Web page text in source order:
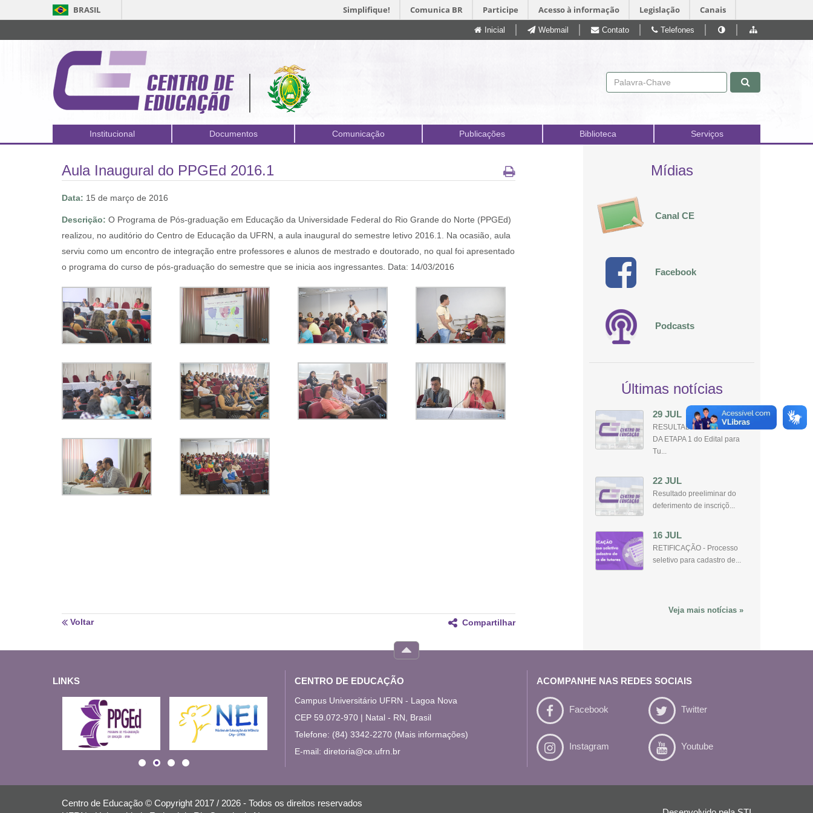
BRASIL Simplifique! Comunica BR Participe Acesso à informação Legislação Canais
Pular para o conteúdo
Inicial Webmail Contato Telefones
Institucional Documentos Comunicação Publicações Biblioteca Serviços
Aula Inaugural do PPGEd 2016.1
Data: 15 de março de 2016
Descrição: O Programa de Pós-graduação em Educação da Universidade Federal do Rio Grande do Norte (PPGEd)
realizou, no auditório do Centro de Educação da UFRN, a aula inaugural do semestre letivo 2016.1. Na ocasião, aula
serviu como um encontro de integração entre professores e alunos de mestrado e doutorado, no qual foi apresentado
o programa do curso de pós-graduação do semestre que se inicia aos ingressantes. Data: 14/03/2016
Voltar Compartilhar
Mídias
Canal CE
Facebook
Podcasts
Últimas notícias
29 JUL
RESULTADO PRELIMINAR
DA ETAPA 1 do Edital para
Tu...
22 JUL
Resultado preeliminar do
deferimento de inscriçõ...
16 JUL
RETIFICAÇÃO - Processo
seletivo para cadastro de...
Veja mais notícias »
LINKS
CENTRO DE EDUCAÇÃO
Campus Universitário UFRN - Lagoa Nova
CEP 59.072-970 | Natal - RN, Brasil
Telefone: (84) 3342-2270 (Mais informações)
E-mail: diretoria@ce.ufrn.br
ACOMPANHE NAS REDES SOCIAIS
Facebook Twitter
Instagram Youtube
Centro de Educação © Copyright 2017 / 2026 - Todos os direitos reservados